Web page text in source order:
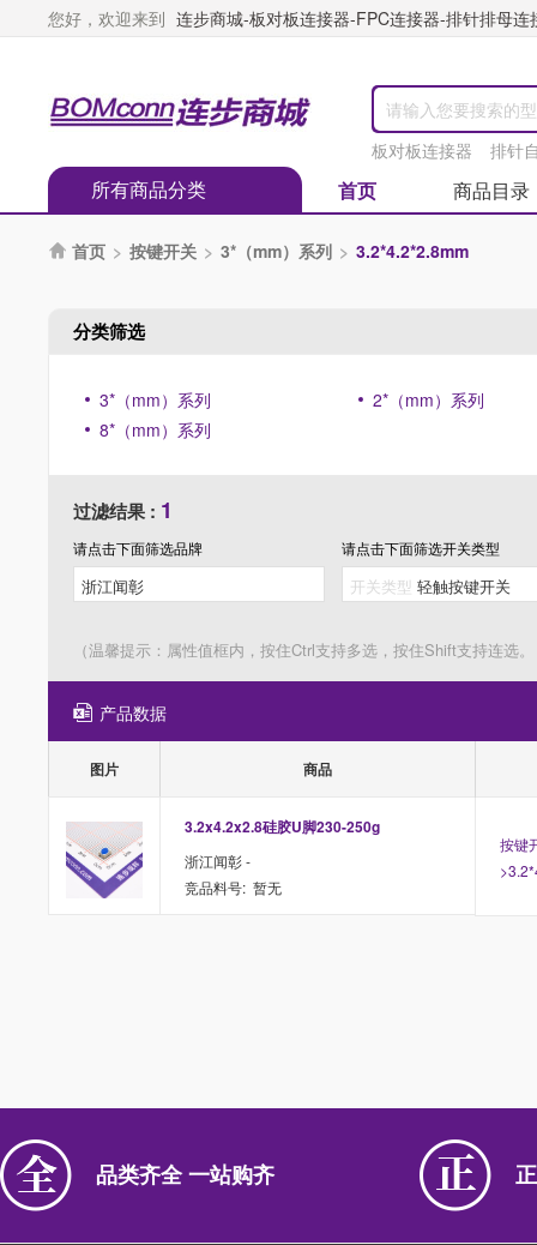
您好，欢迎来到 连步商城-板对板连接器-FPC连接器-排针排母
板对板连接器 排针
所有商品分类 首页 商品目录
 首页 > 按键开关 > 3*（mm）系列 > 3.2*4.2*2.8mm
分类筛选
3*（mm）系列
2*（mm）系列
8*（mm）系列
过滤结果 : 1
请点击下面筛选品牌 请点击下面筛选开关类型
（温馨提示：属性值框内，按住Ctrl支持多选，按住Shift支持连选
产品数据
图片 商品
3.2x4.2x2.8硅胶U脚230-250g
浙江闻彰 -
竞品料号: 暂无
按键
品类齐全 一站购齐